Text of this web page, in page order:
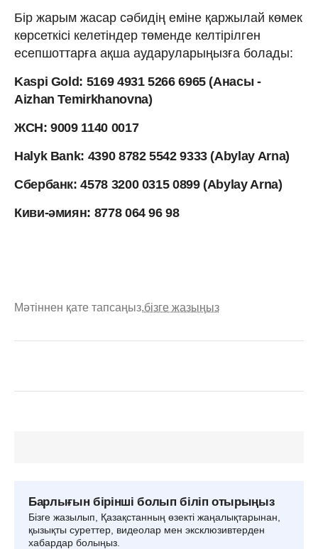
Бір жарым жасар сәбидің еміне қаржылай көмек
көрсеткісі келетіндер төменде келтірілген
есепшоттарға ақша аударуларыңызға болады:
Kaspi Gold: 5169 4931 5266 6965 (Анасы -
Aizhan Temirkhanovna)
ЖСН: 9009 1140 0017
Halyk Bank: 4390 8782 5542 9333 (Abylay Arna)
Сбербанк: 4578 3200 0315 0899 (Abylay Arna)
Киви-әмиян: 8778 064 96 98
Мәтіннен қате тапсаңыз,бізге жазыңыз
Барлығын бірінші болып біліп отырыңыз
Бізге жазылып, Қазақстанның өзекті жаңалықтарынан,
қызықты суреттер, видеолар мен эксклюзивтерден
хабардар болыңыз.